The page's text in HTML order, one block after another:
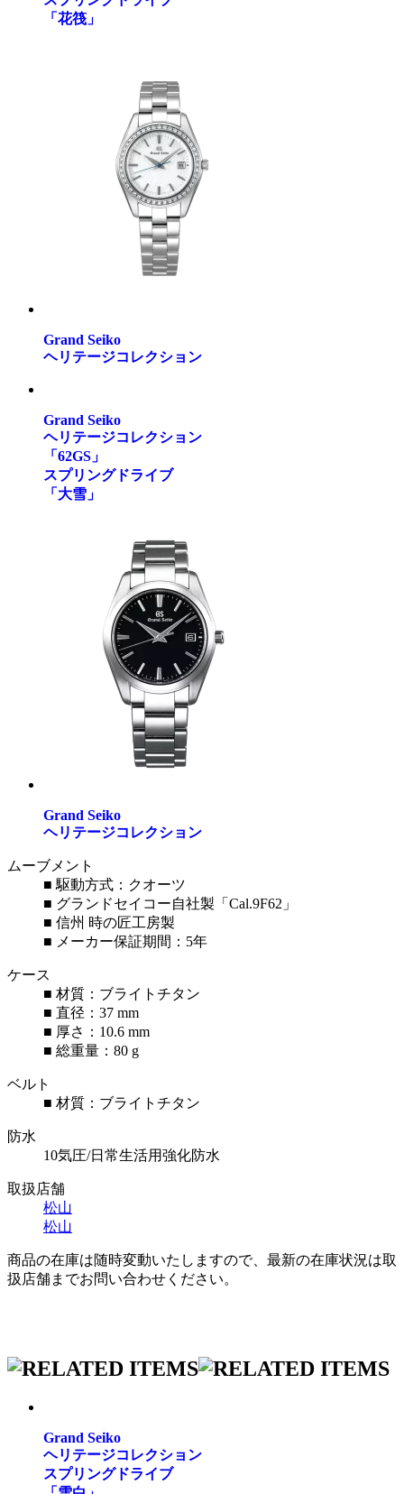
「花筏」
Grand Seiko
ヘリテージコレクション
Grand Seiko
ヘリテージコレクション
「62GS」
スプリングドライブ
「大雪」
Grand Seiko
ヘリテージコレクション
ムーブメント
■ 駆動方式：クオーツ
■ グランドセイコー自社製「Cal.9F62」
■ 信州 時の匠工房製
■ メーカー保証期間：5年
ケース
■ 材質：ブライトチタン
■ 直径：37 mm
■ 厚さ：10.6 mm
■ 総重量：80 g
ベルト
■ 材質：ブライトチタン
防水
10気圧/日常生活用強化防水
取扱店舗
松山
松山
商品の在庫は随時変動いたしますので、最新の在庫状況は取
扱店舗までお問い合わせください。
Grand Seiko
ヘリテージコレクション
スプリングドライブ